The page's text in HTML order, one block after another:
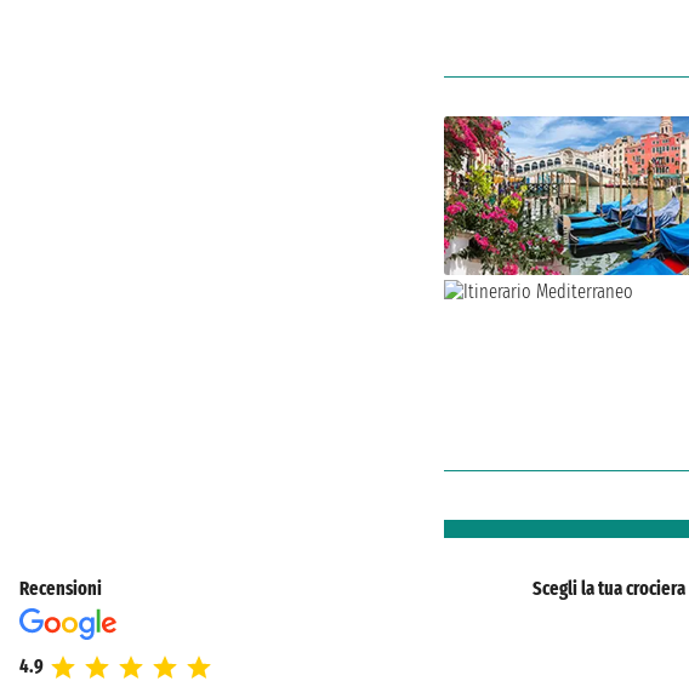
Recensioni
4.9
Scegli la tua crociera